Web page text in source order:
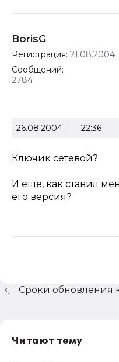
BorisG
Регистрация: 21.08.2004
Сообщений:
2784
26.08.2004 22:36
Ключик сетевой?
И еще, как ставил
его версия?
Сроки обновления
Читают тему